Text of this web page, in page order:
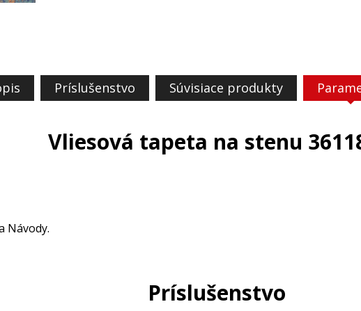
Príslušenstvo Súvisiace produkty
Vliesová tapeta na stenu
Návody.
Príslušenstvo